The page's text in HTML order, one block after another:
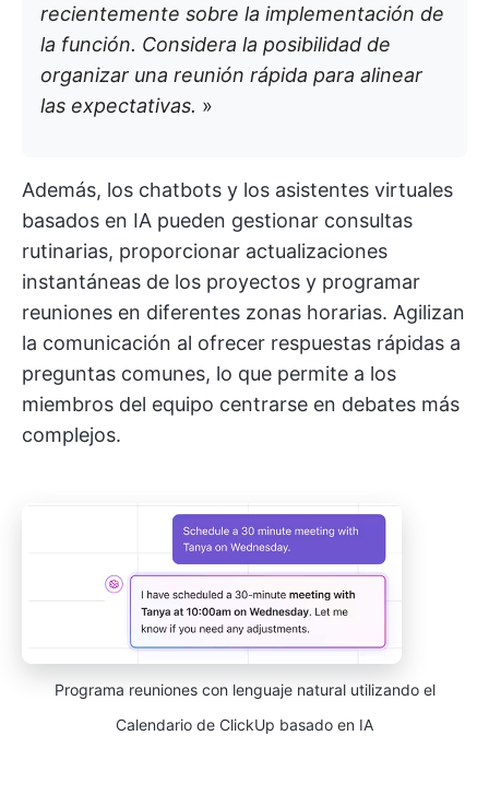
recientemente sobre la implementación de
la función. Considera la posibilidad de
organizar una reunión rápida para alinear
las expectativas. »
Además, los chatbots y los asistentes virtuales
basados en IA pueden gestionar consultas
rutinarias, proporcionar actualizaciones
instantáneas de los proyectos y programar
reuniones en diferentes zonas horarias. Agilizan
la comunicación al ofrecer respuestas rápidas a
preguntas comunes, lo que permite a los
miembros del equipo centrarse en debates más
complejos.
Programa reuniones con lenguaje natural utilizando el
Calendario de ClickUp basado en IA